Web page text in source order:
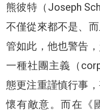
熊彼特（Joseph
不僅從來都不是、
管如此，他也警告
一種社團主義（
態更注重謹慎行事
懷有敵意。而在《